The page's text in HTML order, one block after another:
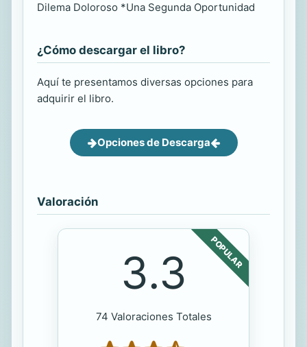
Dilema Doloroso *Una Segunda Oportunidad
¿Cómo descargar el libro?
Aquí te presentamos diversas opciones para
adquirir el libro.
Opciones de Descarga
Valoración
POPULAR
3.3
74 Valoraciones Totales